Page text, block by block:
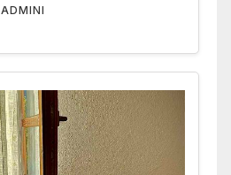
ADMINI